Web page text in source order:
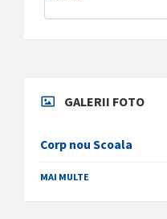
GALERII FOTO
Corp nou Scoala
MAI MULTE